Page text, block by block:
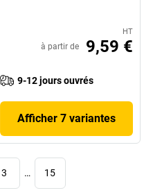
HT
à partir de 9,59 €
9-12 jours ouvrés
Afficher 7 variantes
3 … 15